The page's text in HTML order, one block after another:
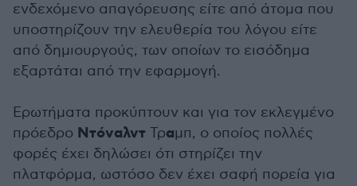
ενδεχόμενο απαγόρευσης είτε από άτομα που
υποστηρίζουν την ελευθερία του λόγου είτε
από δημιουργούς, των οποίων το εισόδημα
εξαρτάται από την εφαρμογή.
Ερωτήματα προκύπτουν και για τον εκλεγμένο
πρόεδρο Ντόναλντ Τραμπ, ο οποίος πολλές
φορές έχει δηλώσει ότι στηρίζει την
πλατφόρμα, ωστόσο δεν έχει σαφή πορεία για